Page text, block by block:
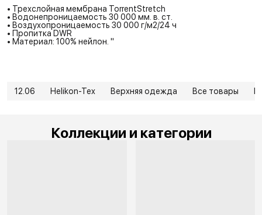
• Трехслойная мембрана TorrentStretch
• Водонепроницаемость 30 000 мм. в. ст.
• Воздухопроницаемость 30 000 г/м2/24 ч
• Пропитка DWR
• Материал: 100% нейлон. "
12.06 Helikon-Tex Верхняя одежда Все товары
Коллекции и категории